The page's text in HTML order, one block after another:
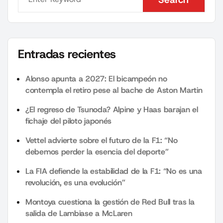
Search
Entradas recientes
Alonso apunta a 2027: El bicampeón no
contempla el retiro pese al bache de Aston Martin
¿El regreso de Tsunoda? Alpine y Haas barajan el
fichaje del piloto japonés
Vettel advierte sobre el futuro de la F1: “No
debemos perder la esencia del deporte”
La FIA defiende la estabilidad de la F1: “No es una
revolución, es una evolución”
Montoya cuestiona la gestión de Red Bull tras la
salida de Lambiase a McLaren